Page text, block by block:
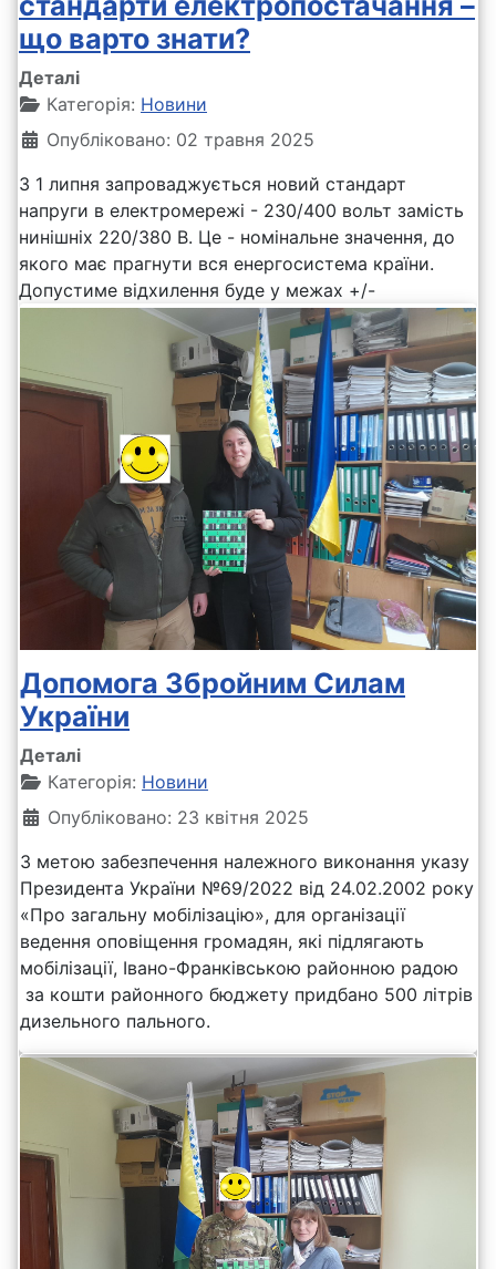
що варто знати?
Деталі
Категорія: Новини
Опубліковано: 02 травня 2025
З 1 липня запроваджується новий стандарт
напруги в електромережі - 230/400 вольт замість
нинішніх 220/380 В. Це - номінальне значення, до
якого має прагнути вся енергосистема країни.
Допустиме відхилення буде у межах +/-
Допомога Збройним Силам
України
Деталі
Категорія: Новини
Опубліковано: 23 квітня 2025
З метою забезпечення належного виконання указу
Президента України №69/2022 від 24.02.2002 року
«Про загальну мобілізацію», для організації
ведення оповіщення громадян, які підлягають
мобілізації, Івано-Франківською районною радою
за кошти районного бюджету придбано 500 літрів
дизельного пального.